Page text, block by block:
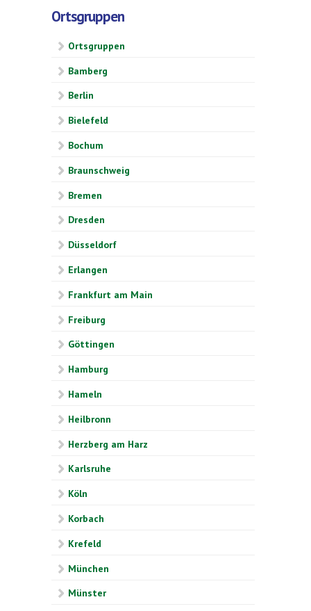
Ortsgruppen
Ortsgruppen
Bamberg
Berlin
Bielefeld
Bochum
Braunschweig
Bremen
Dresden
Düsseldorf
Erlangen
Frankfurt am Main
Freiburg
Göttingen
Hamburg
Hameln
Heilbronn
Herzberg am Harz
Karlsruhe
Köln
Korbach
Krefeld
München
Münster